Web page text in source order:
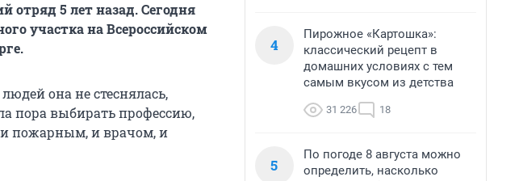
отряд 5 лет назад. Сегодня
участка на Всероссийском
она не стеснялась,
пора выбирать профессию,
и пожарным, и врачом, и
4
Пирожное «Картошка»:
классический рецепт в
домашних условиях с тем
самым вкусом из детства
31 226 18
5
По погоде 8 августа можно
определить, насколько